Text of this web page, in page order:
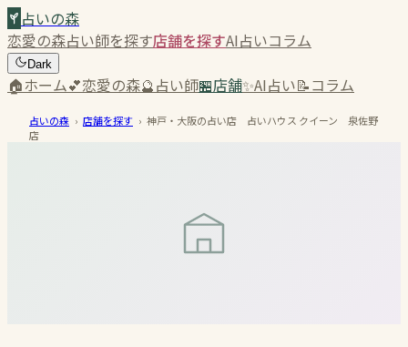
占いの森
恋愛の森占い師を探す店舗を探すAI占いコラム
Dark
🏠ホーム💕恋愛の森🔮占い師🏪店舗✨AI占い📝コラム
占いの森 › 店舗を探す › 神戸・大阪の占い店 占いハウス クイーン 泉佐野
店